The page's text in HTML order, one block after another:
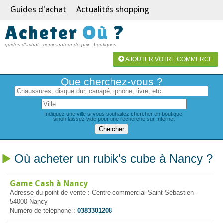
Guides d'achat Actualités shopping
Acheter Où ?
guides d'achat - comparateur de prix - boutiques
AJOUTER VOTRE COMMERCE
Que cherchez-vous ?
Indiquez une ville si vous souhaitez chercher en boutique,
sinon laissez vide pour une recherche sur Internet
Où acheter un rubik's cube à Nancy ?
Game Cash à Nancy
Adresse du point de vente : Centre commercial Saint Sébastien -
54000 Nancy
Numéro de téléphone : 0383301208